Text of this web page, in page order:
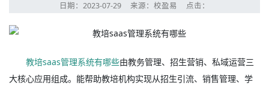
日期：2023-07-29 来源：校盈易 点击：
教培saas管理系统有哪些由教务管理、招生营销、私域运营三
大核心应用组成。能帮助教培机构实现从招生引流、销售管理、学